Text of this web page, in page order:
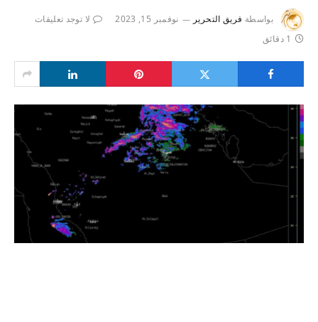
بواسطة فريق التحرير نوفمبر 15, 2023
لا توجد تعليقات
1 دقائق